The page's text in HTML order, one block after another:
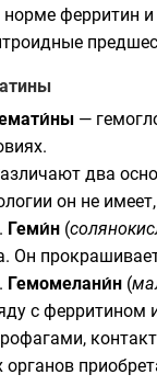
норме ферритин
—
два
он не
Геми́н (
. Он
Гемомелани́н (
с ферритином
органов